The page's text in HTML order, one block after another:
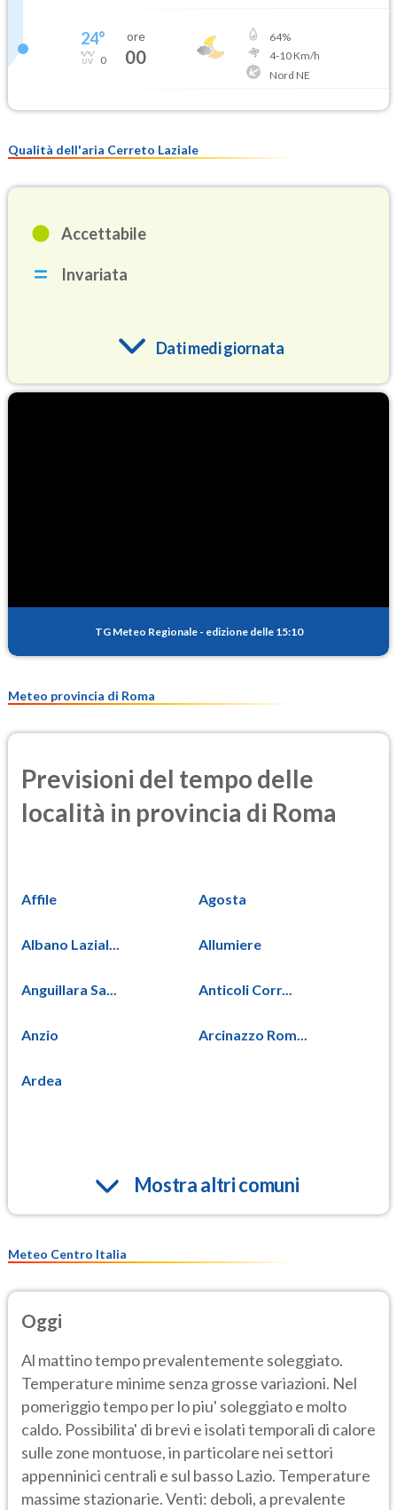
24°
0
ore
00
64%
4-10Km/h
Nord NE
Qualità dell'aria Cerreto Laziale
Accettabile
Invariata
Dati medi giornata
PM25
TG Meteo Regionale - edizione delle 15:10
Meteo provincia di Roma
Previsioni del tempo delle
località in provincia di Roma
Affile Agosta
Albano Lazial... Allumiere
Anguillara Sa... Anticoli Corr...
Anzio Arcinazzo Rom...
Ardea
Mostra altri comuni
Meteo Centro Italia
Oggi
Al mattino tempo prevalentemente soleggiato.
Temperature minime senza grosse variazioni. Nel
pomeriggio tempo per lo piu' soleggiato e molto
caldo. Possibilita' di brevi e isolati temporali di calore
sulle zone montuose, in particolare nei settori
appenninici centrali e sul basso Lazio. Temperature
massime stazionarie. Venti: deboli, a prevalente